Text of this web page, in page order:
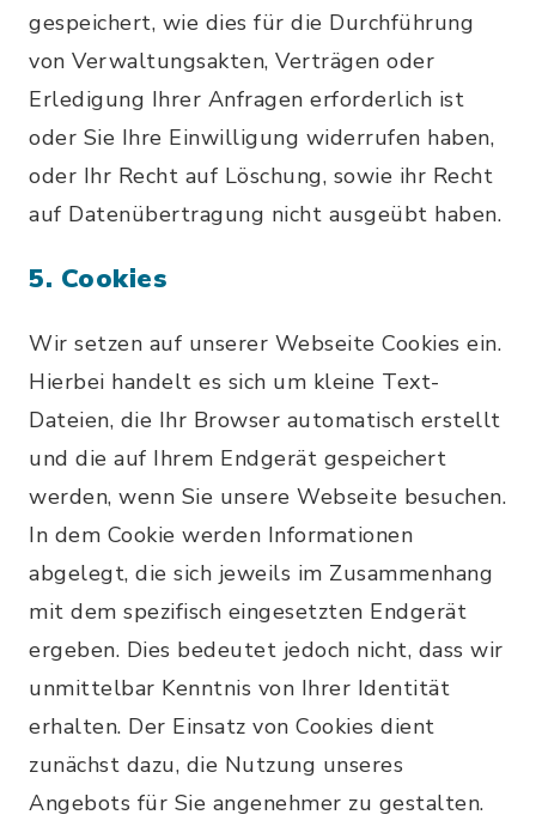
gespeichert, wie dies für die Durchführung
von Verwaltungsakten, Verträgen oder
Erledigung Ihrer Anfragen erforderlich ist
oder Sie Ihre Einwilligung widerrufen haben,
oder Ihr Recht auf Löschung, sowie ihr Recht
auf Datenübertragung nicht ausgeübt haben.
5. Cookies
Wir setzen auf unserer Webseite Cookies ein.
Hierbei handelt es sich um kleine Text-
Dateien, die Ihr Browser automatisch erstellt
und die auf Ihrem Endgerät gespeichert
werden, wenn Sie unsere Webseite besuchen.
In dem Cookie werden Informationen
abgelegt, die sich jeweils im Zusammenhang
mit dem spezifisch eingesetzten Endgerät
ergeben. Dies bedeutet jedoch nicht, dass wir
unmittelbar Kenntnis von Ihrer Identität
erhalten. Der Einsatz von Cookies dient
zunächst dazu, die Nutzung unseres
Angebots für Sie angenehmer zu gestalten.